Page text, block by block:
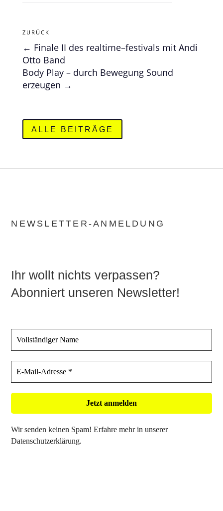
ZURÜCK
← Finale II des realtime–festivals mit Andi
Otto Band
Body Play – durch Bewegung Sound
erzeugen →
ALLE BEITRÄGE
NEWSLETTER-ANMELDUNG
Ihr wollt nichts verpassen?
Abonniert unseren Newsletter!
Wir senden keinen Spam! Erfahre mehr in unserer
Datenschutzerklärung.